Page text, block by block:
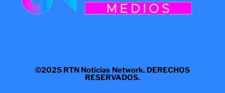
©2025 RTN Noticias Network. DERECHOS
RESERVADOS.